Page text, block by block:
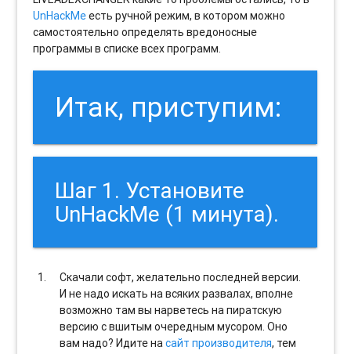
UnHackMeесть ручной режим, в котором можно
самостоятельно определять вредоносные
программы в списке всех программ.
Итак, приступим:
Шаг 1. Установите
UnHackMe (1 минута).
Скачали софт, желательно последней версии.
И не надо искать на всяких развалах, вполне
возможно там вы нарветесь на пиратскую
версию с вшитым очередным мусором. Оно
вам надо? Идите насайт производителя, тем